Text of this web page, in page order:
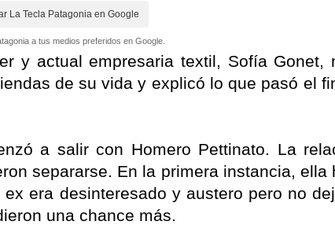
La Tecla Patagonia en Google
a tus medios preferidos en Google.
y actual empresaria textil, Sofía Gonet,
de su vida y explicó lo que pasó el
a salir con Homero Pettinato. La
separarse. En la primera instancia, ella
era desinteresado y austero pero no
una chance más.